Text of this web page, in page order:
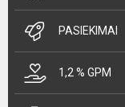
PASIEKIMAI
1,2 % GPM